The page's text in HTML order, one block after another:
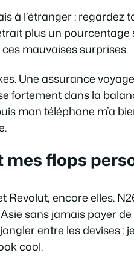
à l’étranger :
plus un
mauvaises surprises.
Une assurance
fortement dans la
mon téléphone m’a
flops
encore elles.
sans jamais payer
entre les devises
cool.